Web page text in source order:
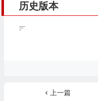
历史版本
上一篇